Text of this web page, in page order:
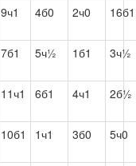
9ч1 4б0 2ч0 16б1
7б1 5ч½ 1б1 3ч½
11ч1 6б1 4ч1 2б½
10б1 1ч1 3б0 5ч0